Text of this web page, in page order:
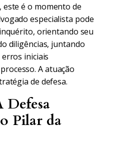
este é o momento de
especialista pode
orientando seu
diligências, juntando
iniciais
A atuação
de defesa.
Defesa
Pilar da